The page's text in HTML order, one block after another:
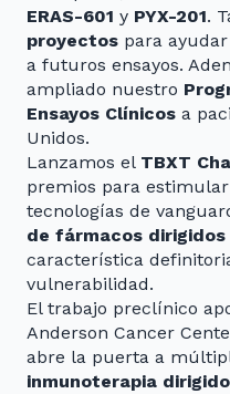
ERAS-601 y PYX-201.
proyectos para
a futuros ensayos.
ampliado nuestro
Ensayos Clínicos a
Unidos.
Lanzamos el TBXT
premios para
tecnologías de
de fármacos
característica
vulnerabilidad.
El trabajo preclínico
Anderson Cancer
abre la puerta a
inmunoterapia